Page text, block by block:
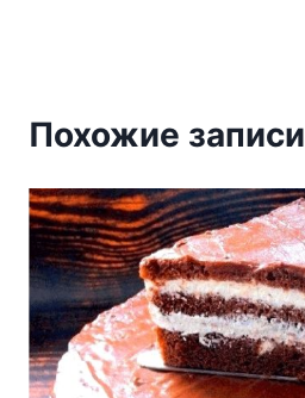
Похожие записи